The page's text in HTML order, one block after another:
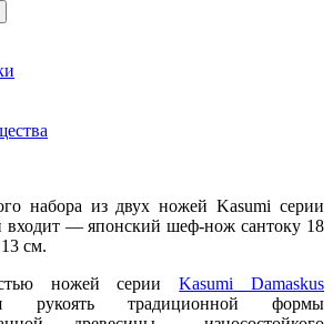
набора из двух ножей Kasumi серии
входит — японский шеф-нож сантоку 18
см.
ножей серииKasumi Damaskus
рукоять традиционной формы